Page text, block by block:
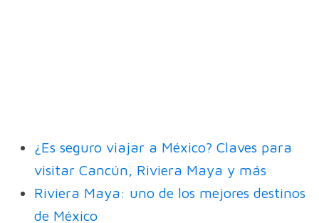
¿Es seguro viajar a México? Claves para
visitar Cancún, Riviera Maya y más
Riviera Maya: uno de los mejores destinos
de México